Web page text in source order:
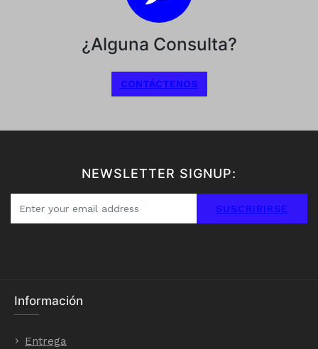
¿Alguna Consulta?
CONTÁCTENOS
NEWSLETTER SIGNUP:
SUSCRIBIRSE
Información
Entrega